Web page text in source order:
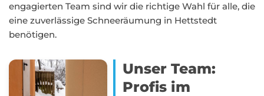
engagierten Team sind wir die richtige Wahl für alle, die
eine zuverlässige Schneeräumung in Hettstedt
benötigen.
Unser Team:
Profis im